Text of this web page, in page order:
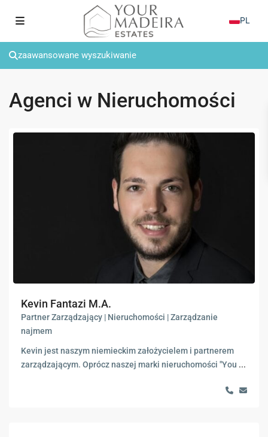
zaawansowane wyszukiwanie
Agenci w Nieruchomości
Kevin Fantazi M.A.
Partner Zarządzający | Nieruchomości | Zarządzanie
najmem
Kevin jest naszym niemieckim założycielem i partnerem
zarządzającym. Oprócz naszej marki nieruchomości "You ...
PL